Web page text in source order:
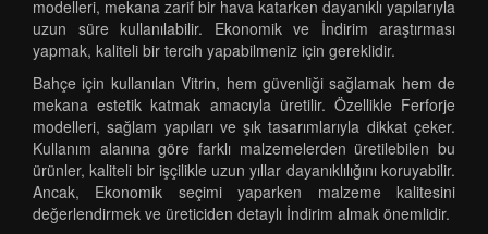
modelleri, mekana zarif bir hava katarken dayanıklı yapılarıyla
uzun süre kullanılabilir. Ekonomik ve İndirim araştırması
yapmak, kaliteli bir tercih yapabilmeniz için gereklidir.
Bahçe için kullanılan Vitrin, hem güvenliği sağlamak hem de
mekana estetik katmak amacıyla üretilir. Özellikle Ferforje
modelleri, sağlam yapıları ve şık tasarımlarıyla dikkat çeker.
Kullanım alanına göre farklı malzemelerden üretilebilen bu
ürünler, kaliteli bir işçilikle uzun yıllar dayanıklılığını koruyabilir.
Ancak, Ekonomik seçimi yaparken malzeme kalitesini
değerlendirmek ve üreticiden detaylı İndirim almak önemlidir.